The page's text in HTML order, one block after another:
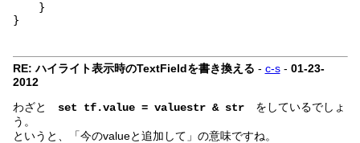
}
}
RE: ハイライト表示時のTextFieldを書き換える - c-s- 01-23-
2012
わざと set tf.value = valuestr & str
をしているでしょ
う。
というと、「今のvalueと追加して」の意味ですね。